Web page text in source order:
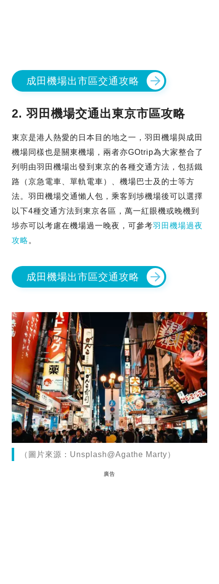
成田機場出市區交通攻略
2. 羽田機場交通出東京市區攻略
東京是港人熱愛的日本目的地之一，羽田機場與成田
機場同樣也是關東機場，兩者亦GOtrip為大家整合了
列明由羽田機場出發到東京的各種交通方法，包括鐵
路（京急電車、單軌電車）、機場巴士及的士等方
法。羽田機場交通懶人包，乘客到埗機場後可以選擇
以下4種交通方法到東京各區，萬一紅眼機或晚機到
埗亦可以考慮在機場過一晚夜，可參考羽田機場過夜
攻略 。
成田機場出市區交通攻略
（圖片來源：Unsplash@Agathe Marty）
廣告